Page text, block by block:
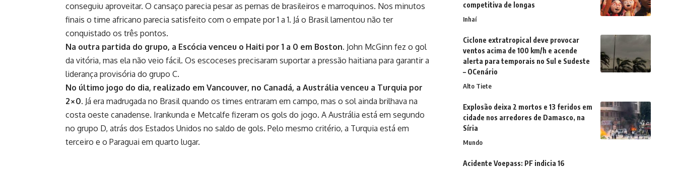
conseguiu aproveitar. O cansaço parecia pesar as pernas de brasileiros e marroquinos. Nos minutos
finais o time africano parecia satisfeito com o empate por 1 a 1. Já o Brasil lamentou não ter
conquistado os três pontos.
Na outra partida do grupo, a Escócia venceu o Haiti por 1 a 0 em Boston. John McGinn fez o gol
da vitória, mas ela não veio fácil. Os escoceses precisaram suportar a pressão haitiana para garantir a
liderança provisória do grupo C.
No último jogo do dia, realizado em Vancouver, no Canadá, a Austrália venceu a Turquia por
2×0. Já era madrugada no Brasil quando os times entraram em campo, mas o sol ainda brilhava na
costa oeste canadense. Irankunda e Metcalfe fizeram os gols do jogo. A Austrália está em segundo
no grupo D, atrás dos Estados Unidos no saldo de gols. Pelo mesmo critério, a Turquia está em
terceiro e o Paraguai em quarto lugar.
competitiva de longas
Inhaí
Ciclone extratropical deve provocar
ventos acima de 100 km/h e acende
alerta para temporais no Sul e Sudeste
– OCenário
Alto Tiete
Explosão deixa 2 mortos e 13 feridos em
cidade nos arredores de Damasco, na
Síria
Mundo
Acidente Voepass: PF indicia 16